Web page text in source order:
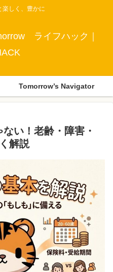
楽しく、豊かに
ライフハック｜
Tomorrow’s Navigator
い！老齢・障害・
解説